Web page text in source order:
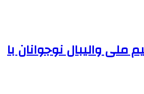
ملی والیبال نوجوانان با